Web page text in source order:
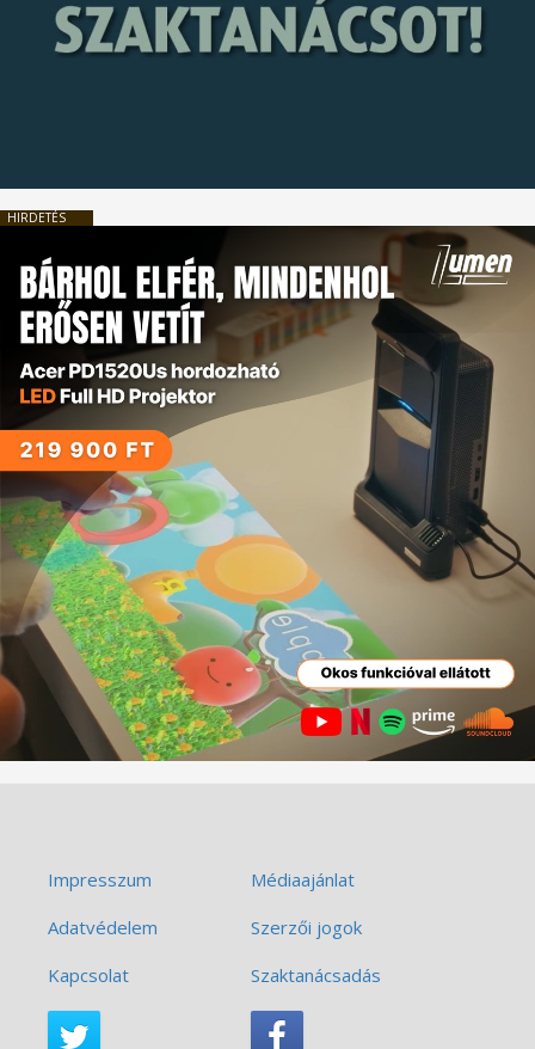
HIRDETÉS
Impresszum
Médiaajánlat
Adatvédelem
Szerzői jogok
Kapcsolat
Szaktanácsadás